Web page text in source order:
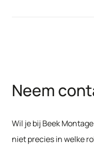
Neem
Wil je bij Beek
niet precies in welke